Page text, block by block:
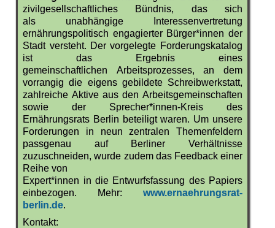
zivilgesellschaftliches Bündnis, das sich
als unabhängige Interessenvertretung
ernährungspolitisch engagierter Bürger*innen der
Stadt versteht. Der vorgelegte Forderungskatalog
ist das Ergebnis eines
gemeinschaftlichen Arbeitsprozesses, an dem
vorrangig die eigens gebildete Schreibwerkstatt,
zahlreiche Aktive aus den Arbeitsgemeinschaften
sowie der Sprecher*innen-Kreis des
Ernährungsrats Berlin beteiligt waren. Um unsere
Forderungen in neun zentralen Themenfeldern
passgenau auf Berliner Verhältnisse
zuzuschneiden, wurde zudem das Feedback einer
Reihe von
Expert*innen in die Entwurfsfassung des Papiers
einbezogen. Mehr: www.ernaehrungsrat-
berlin.de.
Kontakt: